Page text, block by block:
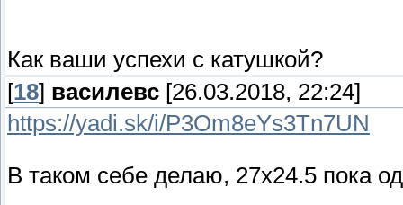
Как ваши успехи с катушкой?
[18] василевс [26.03.2018, 22:24]
https://yadi.sk/i/P3Om8eYs3Tn7UN
В таком себе делаю, 27х24.5 пока